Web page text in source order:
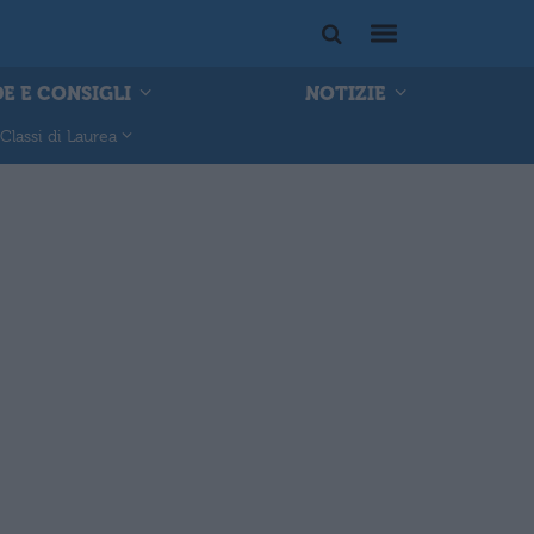
E CONSIGLI NOTIZIE
Classi di Laurea